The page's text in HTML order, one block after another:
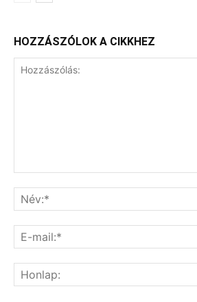
HOZZÁSZÓLOK A CIKKHEZ